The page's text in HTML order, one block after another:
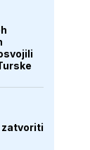
zatvoriti